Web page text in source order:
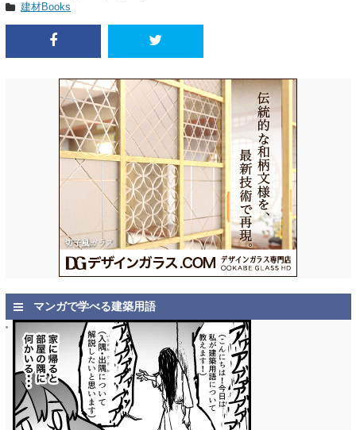
建材Books
マンガで学べる建築用語